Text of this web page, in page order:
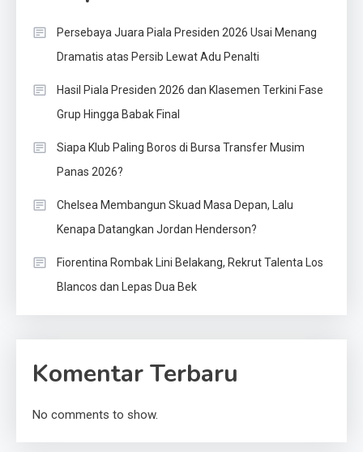
Persebaya Juara Piala Presiden 2026 Usai Menang
Dramatis atas Persib Lewat Adu Penalti
Hasil Piala Presiden 2026 dan Klasemen Terkini Fase
Grup Hingga Babak Final
Siapa Klub Paling Boros di Bursa Transfer Musim
Panas 2026?
Chelsea Membangun Skuad Masa Depan, Lalu
Kenapa Datangkan Jordan Henderson?
Fiorentina Rombak Lini Belakang, Rekrut Talenta Los
Blancos dan Lepas Dua Bek
Komentar Terbaru
No comments to show.